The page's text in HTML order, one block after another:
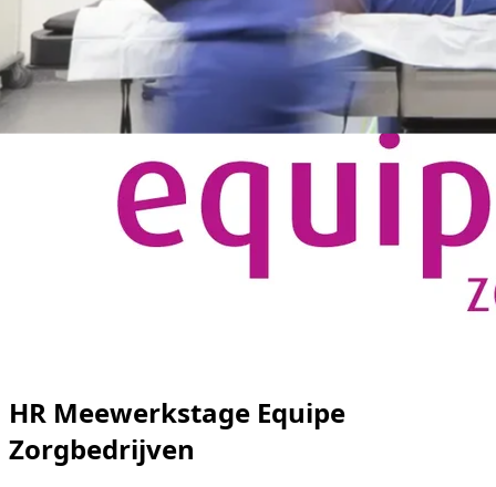
HR Meewerkstage Equipe
Zorgbedrijven